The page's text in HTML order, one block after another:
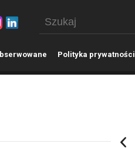
bserwowane Polityka prywatności